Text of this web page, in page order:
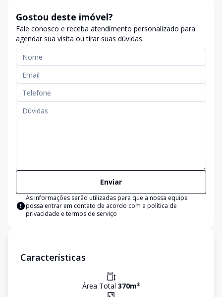
Gostou deste imóvel?
Fale conosco e receba atendimento personalizado para
agendar sua visita ou tirar suas dúvidas.
Enviar
As informações serão utilizadas para que a nossa equipe
possa entrar em contato de acordo com a política de
privacidade e termos de serviço
Características
Área Total 370m²